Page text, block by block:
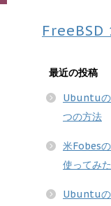
FreeBSD
最近の投稿
Ubuntuの
つの方法
米Fobes
使ってみ
Ubuntuの